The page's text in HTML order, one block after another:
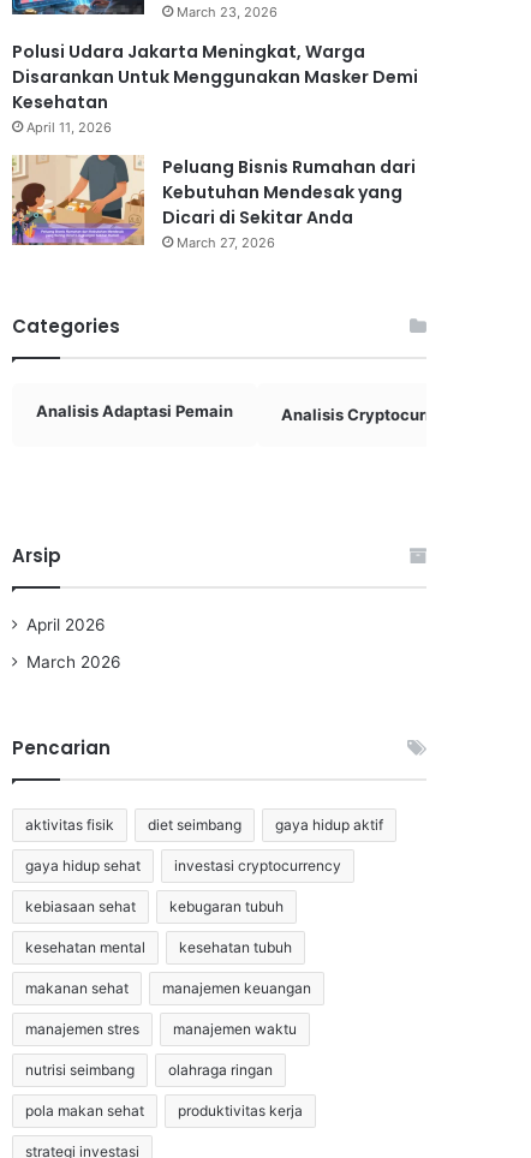
March 23, 2026
Polusi Udara Jakarta Meningkat, Warga
Disarankan Untuk Menggunakan Masker Demi
Kesehatan
April 11, 2026
Peluang Bisnis Rumahan dari
Kebutuhan Mendesak yang
Dicari di Sekitar Anda
March 27, 2026
Categories
Analisis Adaptasi Pemain Analisis Cryptocurrency
Arsip
April 2026
March 2026
Pencarian
aktivitas fisik diet seimbang gaya hidup aktif
gaya hidup sehat investasi cryptocurrency
kebiasaan sehat kebugaran tubuh
kesehatan mental kesehatan tubuh
makanan sehat manajemen keuangan
manajemen stres manajemen waktu
nutrisi seimbang olahraga ringan
pola makan sehat produktivitas kerja
strategi investasi